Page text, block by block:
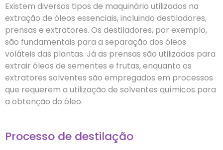
Existem diversos tipos de maquinário utilizados na
extração de óleos essenciais, incluindo destiladores,
prensas e extratores. Os destiladores, por exemplo,
são fundamentais para a separação dos óleos
voláteis das plantas. Já as prensas são utilizadas para
extrair óleos de sementes e frutas, enquanto os
extratores solventes são empregados em processos
que requerem a utilização de solventes químicos para
a obtenção do óleo.
Processo de destilação